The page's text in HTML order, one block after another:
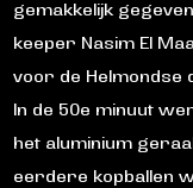
gemakkelijk
keeper Nasim El
voor de Helmondse
In de 50e minuut
het aluminium
eerdere kopballen